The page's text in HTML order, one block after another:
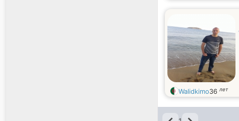
Walidkimo36 лет